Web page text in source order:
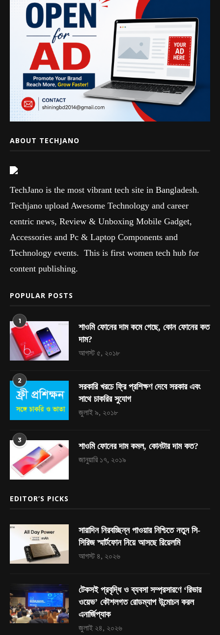
ABOUT TECHJANO
TechJano is the most vibrant tech site in Bangladesh.
Techjano upload Awesome Technology and career
centric news, Review & Unboxing Mobile Gadget,
Accessories and Pc & Laptop Components and
Technology events. This is first women tech hub for
content publishing.
POPULAR POSTS
1
শাওমি ফোনের দাম কমে গেছে, কোন ফোনের কত
দাম?
আগস্ট ৫, ২০১৮
2
সরকারি খরচে ফ্রি প্রশিক্ষণ দেবে সরকার এবং
সাথে চাকরির সুযোগ
জুলাই ৯, ২০১৮
3
শাওমি ফোনের দাম কমল, কোনটার দাম কত?
জানুয়ারি ১৭, ২০১৯
EDITOR’S PICKS
সারাদিন নিরবচ্ছিন্ন পাওয়ার নিশ্চিতে নতুন সি-
সিরিজ স্মার্টফোন নিয়ে আসছে রিয়েলমি
আগস্ট ৪, ২০২৬
টেকসই প্রবৃদ্ধি ও ব্যবসা সম্প্রসারণে ‘রিভার
ওয়েভ’ কৌশলগত রোডম্যাপ উন্মোচন করল
এনার্জিপ্যাক
জুলাই ২৪, ২০২৬